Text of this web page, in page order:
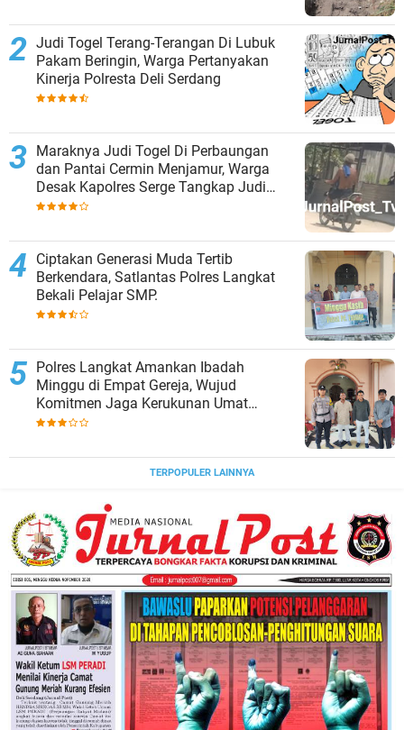
Judi Togel Terang-Terangan Di Lubuk
Pakam Beringin, Warga Pertanyakan
Kinerja Polresta Deli Serdang
Maraknya Judi Togel Di Perbaungan
dan Pantai Cermin Menjamur, Warga
Desak Kapolres Serge Tangkap Judi
Togel
Ciptakan Generasi Muda Tertib
Berkendara, Satlantas Polres Langkat
Bekali Pelajar SMP.
Polres Langkat Amankan Ibadah
Minggu di Empat Gereja, Wujud
Komitmen Jaga Kerukunan Umat
Beragama.
TERPOPULER LAINNYA